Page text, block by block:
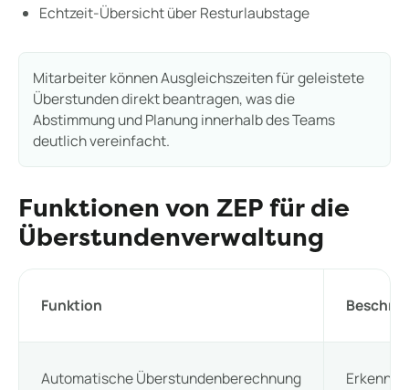
Echtzeit-Übersicht über Resturlaubstage
Mitarbeiter können Ausgleichszeiten für geleistete
Überstunden direkt beantragen, was die
Abstimmung und Planung innerhalb des Teams
deutlich vereinfacht.
Funktionen von ZEP für die
Überstundenverwaltung
Funktion
Automatische Überstundenberechnung